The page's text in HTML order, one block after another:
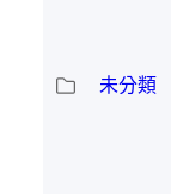
未分類